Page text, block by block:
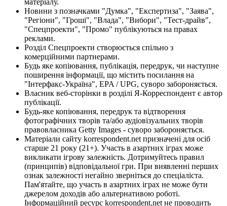
матеріалу.
Новини з позначками "Думка", "Експертиза", "Заява",
"Регіони", "Гроші", "Влада", "Вибори", "Тест-драйв",
"Спецпроекти", "Промо" публікуються на правах
реклами.
Розділ Спецпроекти створюється спільно з
комерційними партнерами.
Будь яке копіювання, публікація, передрук, чи наступне
поширення інформації, що містить посилання на
"Інтерфакс-Україна", EPA / UPG, суворо забороняється.
Власник веб-сторінки в розділі Я-Корреспондент є автор
публікації.
Будь-яке копіювання, передрук та відтворення
фотографічних творів та/або аудіовізуальних творів
правовласника Getty Images - суворо забороняється.
Матеріали сайту korrespondent.net призначені для осіб
старше 21 року (21+). Участь в азартних іграх може
викликати ігрову залежність. Дотримуйтесь правил
(принципів) відповідальної гри. При виявленні перших
ознак залежності негайно зверніться до спеціаліста.
Пам'ятайте, що участь в азартних іграх не може бути
джерелом доходів або альтернативою роботі.
Інформаційний ресурс korrespondent.net не проводить